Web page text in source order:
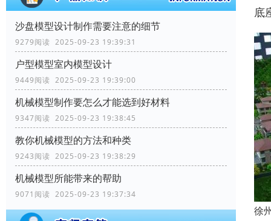
沙盘模型设计制作需要注意的细节
9279阅读 2025-09-23 19:39:31
户型模型室内模型设计
9449阅读 2025-09-23 19:39:00
机械模型制作要怎么才能选到好材料
9347阅读 2025-09-23 19:38:45
教你机械模型的方法和种类
9243阅读 2025-09-23 19:38:29
机械模型所能带来的帮助
9071阅读 2025-09-23 19:37:34
底
徐